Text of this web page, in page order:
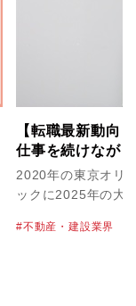
【転職最新動向
仕事を続けなが
は実現できる
2020年の東京オリ
ックに2025年の大
昨今。人手不足か
不動産・建設業界